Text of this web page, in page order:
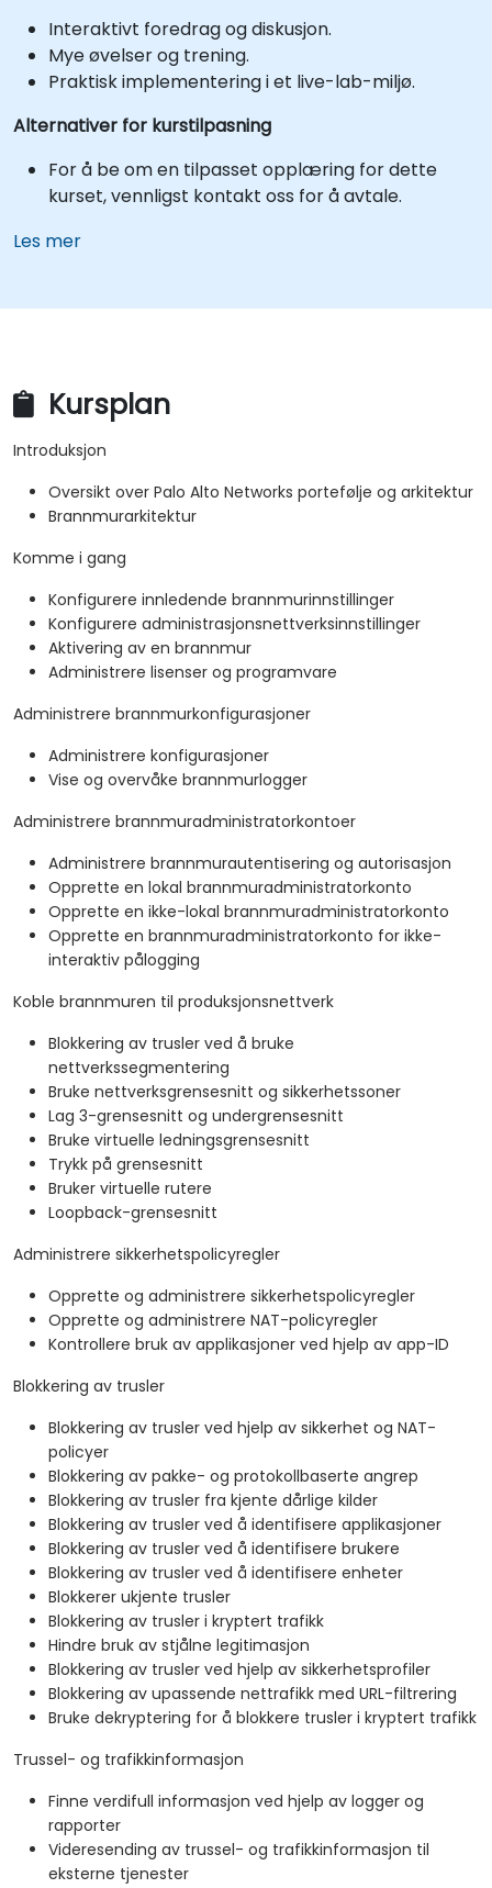
Interaktivt foredrag og diskusjon.
Mye øvelser og trening.
Praktisk implementering i et live-lab-miljø.
Alternativer for kurstilpasning
For å be om en tilpasset opplæring for dette
kurset, vennligst kontakt oss for å avtale.
Les mer
Kursplan
Introduksjon
Oversikt over Palo Alto Networks portefølje og arkitektur
Brannmurarkitektur
Komme i gang
Konfigurere innledende brannmurinnstillinger
Konfigurere administrasjonsnettverksinnstillinger
Aktivering av en brannmur
Administrere lisenser og programvare
Administrere brannmurkonfigurasjoner
Administrere konfigurasjoner
Vise og overvåke brannmurlogger
Administrere brannmuradministratorkontoer
Administrere brannmurautentisering og autorisasjon
Opprette en lokal brannmuradministratorkonto
Opprette en ikke-lokal brannmuradministratorkonto
Opprette en brannmuradministratorkonto for ikke-
interaktiv pålogging
Koble brannmuren til produksjonsnettverk
Blokkering av trusler ved å bruke
nettverkssegmentering
Bruke nettverksgrensesnitt og sikkerhetssoner
Lag 3-grensesnitt og undergrensesnitt
Bruke virtuelle ledningsgrensesnitt
Trykk på grensesnitt
Bruker virtuelle rutere
Loopback-grensesnitt
Administrere sikkerhetspolicyregler
Opprette og administrere sikkerhetspolicyregler
Opprette og administrere NAT-policyregler
Kontrollere bruk av applikasjoner ved hjelp av app-ID
Blokkering av trusler
Blokkering av trusler ved hjelp av sikkerhet og NAT-
policyer
Blokkering av pakke- og protokollbaserte angrep
Blokkering av trusler fra kjente dårlige kilder
Blokkering av trusler ved å identifisere applikasjoner
Blokkering av trusler ved å identifisere brukere
Blokkering av trusler ved å identifisere enheter
Blokkerer ukjente trusler
Blokkering av trusler i kryptert trafikk
Hindre bruk av stjålne legitimasjon
Blokkering av trusler ved hjelp av sikkerhetsprofiler
Blokkering av upassende nettrafikk med URL-filtrering
Bruke dekryptering for å blokkere trusler i kryptert trafikk
Trussel- og trafikkinformasjon
Finne verdifull informasjon ved hjelp av logger og
rapporter
Videresending av trussel- og trafikkinformasjon til
eksterne tjenester